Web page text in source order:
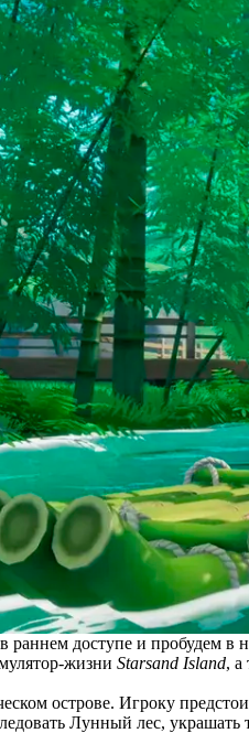
раннем доступе и пробудем в
жизни Starsand Island, а
острове. Игроку
Лунный лес, украшать